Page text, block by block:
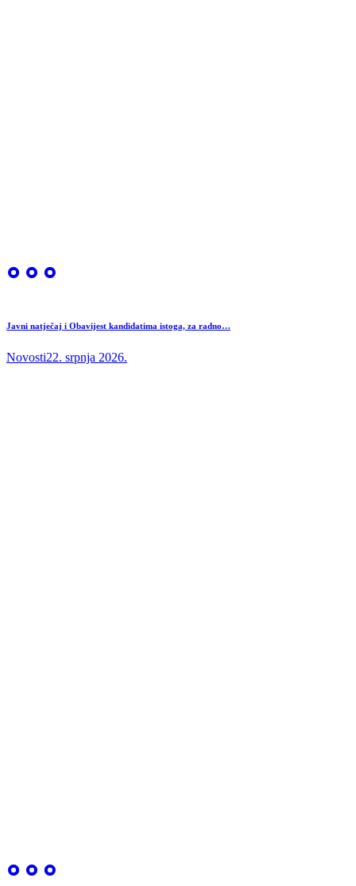
Javni natječaj i Obavijest kandidatima istoga, za radno…
Novosti22. srpnja 2026.